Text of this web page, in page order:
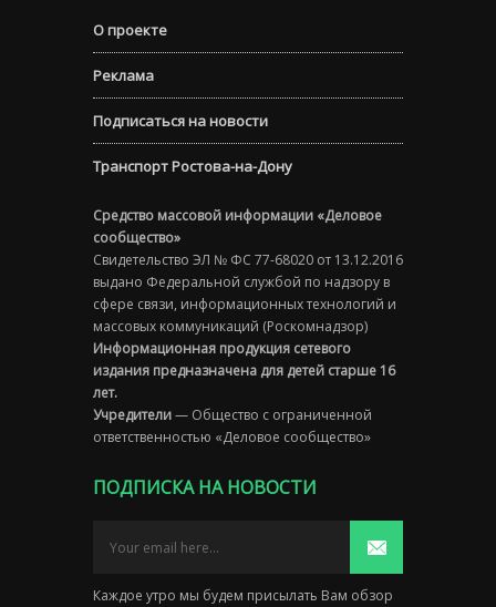
О проекте
Реклама
Подписаться на новости
Транспорт Ростова-на-Дону
Средство массовой информации «Деловое
сообщество»
Свидетельство ЭЛ № ФС 77-68020 от 13.12.2016
выдано Федеральной службой по надзору в
сфере связи, информационных технологий и
массовых коммуникаций (Роскомнадзор)
Информационная продукция сетевого
издания предназначена для детей старше 16
лет.
Учредители— Общество с ограниченной
ответственностью «Деловое сообщество»
ПОДПИСКА НА НОВОСТИ
Каждое утро мы будем присылать Вам обзор